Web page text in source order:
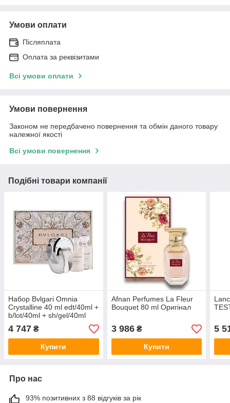
Умови оплати
Післяплата
Оплата за реквізитами
Всі умови оплати
Умови повернення
Законом не передбачено повернення та обмін даного товару
належної якості
Всі умови повернення
Подібні товари компанії
Набор Bvlgari Omnia
Crystalline 40 ml edt/40ml +
b/lot/40ml + sh/gel/40ml
Оригинал
4 747 ₴
Купити
Afnan Perfumes La Fleur
Bouquet 80 ml Оригінал
3 986₴
Купити
5
Про нас
93% позитивних з 88 відгуків за рік